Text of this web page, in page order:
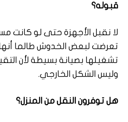
قبوله؟
لا نقبل الأجهزة حتى لو كانت
تعرضت لبعض الخدوش طالما
تشغيلها بصيانة بسيطة لأن
وليس الشكل الخارجي.
هل توفرون النقل من المنزل؟